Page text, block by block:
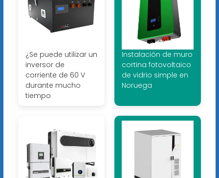
¿Se puede utilizar un
inversor de
corriente de 60 V
durante mucho
tiempo
Instalación de muro
cortina fotovoltaico
de vidrio simple en
Noruega